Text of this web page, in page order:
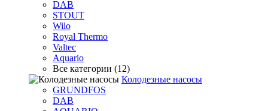
DAB
STOUT
Wilo
Royal Thermo
Valtec
Aquario
Все категории (12)
Колодезные насосы
GRUNDFOS
DAB